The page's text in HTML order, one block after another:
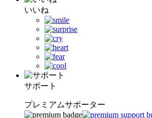
いいね
サポート
プレミアムサポーター